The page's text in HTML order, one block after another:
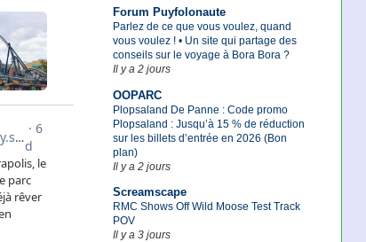
Forum Puyfolonaute
Parlez de ce que vous voulez, quand
vous voulez ! • Un site qui partage des
conseils sur le voyage à Bora Bora ?
Il y a 2 jours
OOPARC
Plopsaland De Panne : Code promo
Plopsaland : Jusqu’à 15 % de réduction
sur les billets d’entrée en 2026 (Bon
plan)
Il y a 2 jours
Screamscape
RMC Shows Off Wild Moose Test Track
POV
Il y a 3 jours